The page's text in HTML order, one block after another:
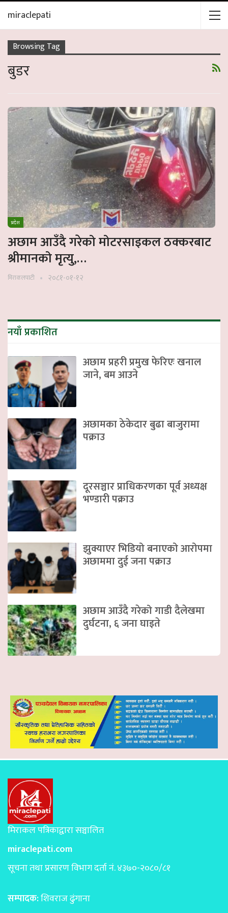
miraclepati
Browsing Tag
बुडर
प्रदेश
अछाम आउँदै गरेको मोटरसाइकल ठक्करबाट
श्रीमानको मृत्यु,…
मिराकलपाटी २०८१-०१-१२
नयाँ प्रकाशित
अछाम प्रहरी प्रमुख फेरिएः खनाल
जाने, बम आउने
अछामका ठेकेदार बुढा बाजुरामा
पक्राउ
दूरसञ्चार प्राधिकरणका पूर्व अध्यक्ष
भण्डारी पक्राउ
झुक्याएर भिडियो बनाएको आरोपमा
अछाममा दुई जना पक्राउ
अछाम आउँदै गरेको गाडी दैलेखमा
दुर्घटना, ६ जना घाइते
मिराकल पत्रिकाद्वारा सञ्चालित
miraclepati.com
सूचना तथा प्रसारण विभाग दर्ता नं. ४३७०-२०८०/८१
सम्पादक:शिवराज ढुंगाना